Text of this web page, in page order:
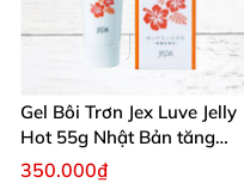
Gel Bôi Trơn Jex Luve Jelly
Hot 55g Nhật Bản tăng
khoái cảm nữ dễ sử dụng
350.000₫